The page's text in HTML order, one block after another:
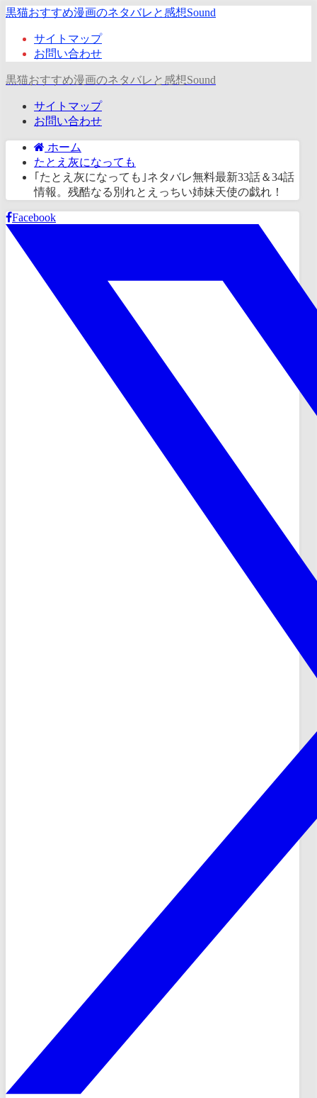
黒猫おすすめ漫画のネタバレと感想Sound
サイトマップ
お問い合わせ
黒猫おすすめ漫画のネタバレと感想Sound
サイトマップ
お問い合わせ
ホーム
たとえ灰になっても
｢たとえ灰になっても｣ネタバレ無料最新33話＆34話
情報。残酷なる別れとえっちい姉妹天使の戯れ！
Facebook